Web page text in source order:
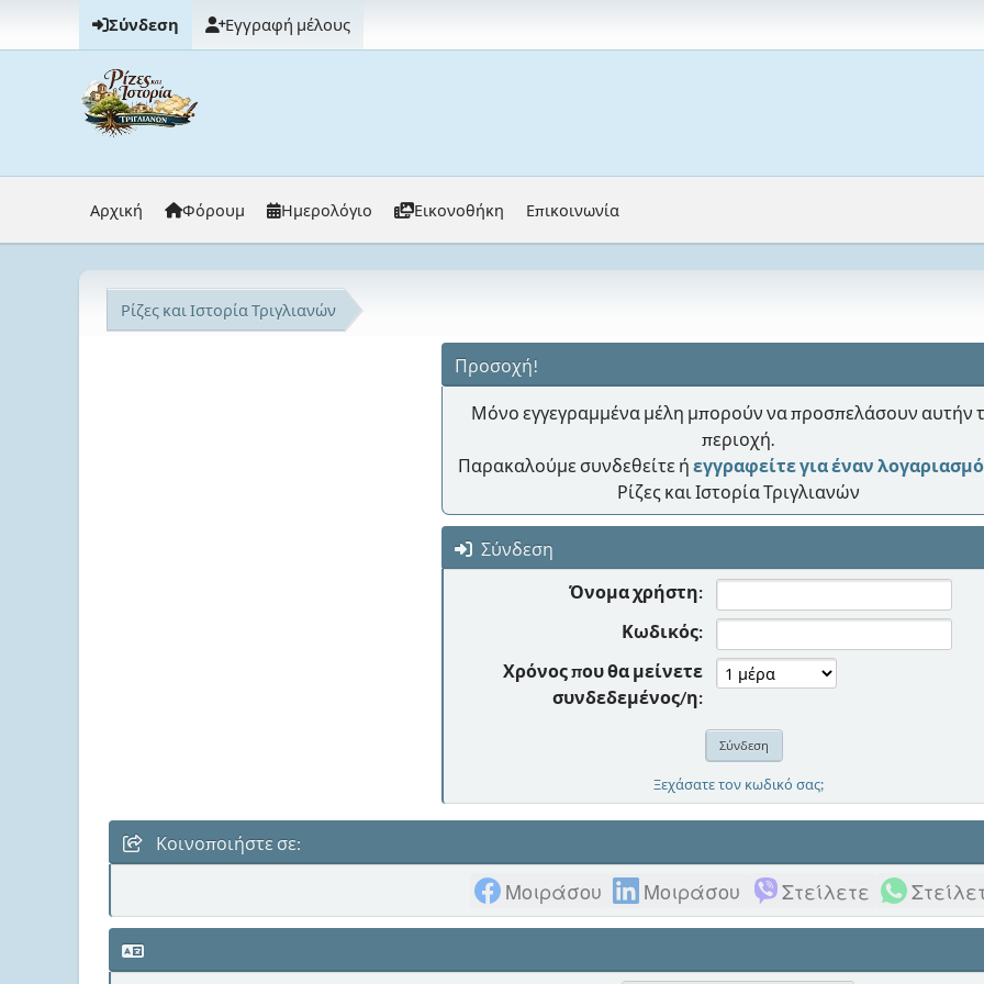
Σύνδεση Εγγραφή μέλους
Αρχική Φόρουμ Ημερολόγιο Εικονοθήκη Επικοινωνία
Ρίζες και Ιστορία Τριγλιανών
Προσοχή!
Μόνο εγγεγραμμένα μέλη μπορούν να προσπελάσουν αυτήν
περιοχή.
Παρακαλούμε συνδεθείτε ή εγγραφείτε για έναν λογαριασμό
Ρίζες και Ιστορία Τριγλιανών
Σύνδεση
Όνομα χρήστη:
Κωδικός:
Χρόνος που θα μείνετε
συνδεδεμένος/η:
Ξεχάσατε τον κωδικό σας;
Κοινοποιήστε σε:
Μοιράσου Μοιράσου Στείλετε